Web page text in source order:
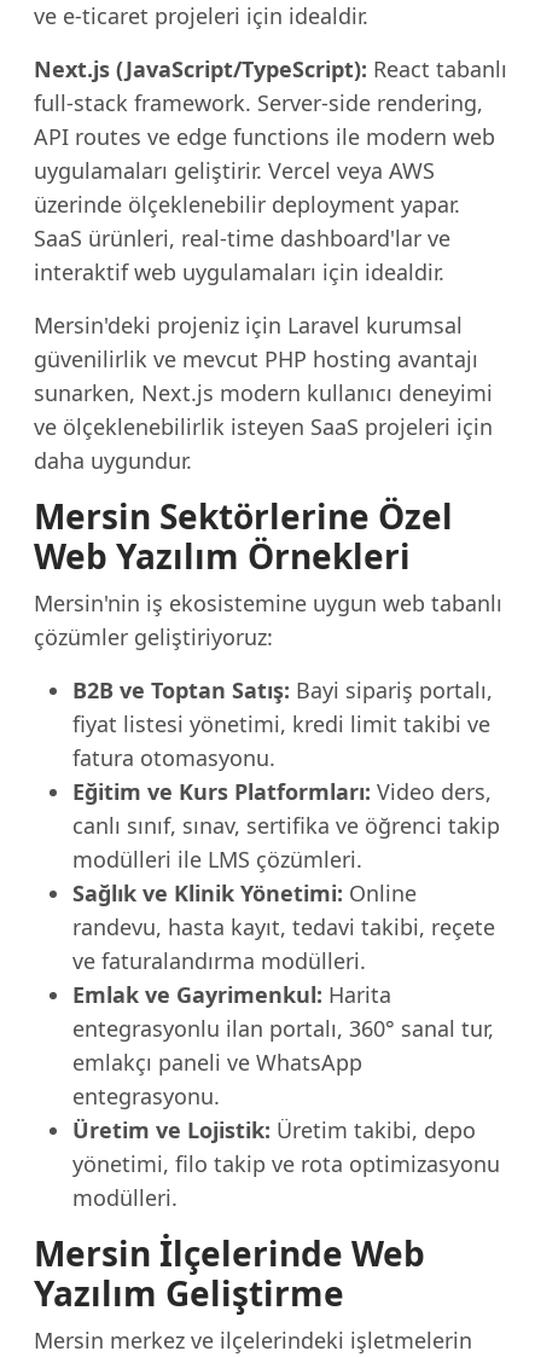
ve e-ticaret projeleri için idealdir.
Next.js (JavaScript/TypeScript): React tabanlı
full-stack framework. Server-side rendering,
API routes ve edge functions ile modern web
uygulamaları geliştirir. Vercel veya AWS
üzerinde ölçeklenebilir deployment yapar.
SaaS ürünleri, real-time dashboard'lar ve
interaktif web uygulamaları için idealdir.
Mersin'deki projeniz için Laravel kurumsal
güvenilirlik ve mevcut PHP hosting avantajı
sunarken, Next.js modern kullanıcı deneyimi
ve ölçeklenebilirlik isteyen SaaS projeleri için
daha uygundur.
Mersin Sektörlerine Özel
Web Yazılım Örnekleri
Mersin'nin iş ekosistemine uygun web tabanlı
çözümler geliştiriyoruz:
B2B ve Toptan Satış: Bayi sipariş portalı,
fiyat listesi yönetimi, kredi limit takibi ve
fatura otomasyonu.
Eğitim ve Kurs Platformları: Video ders,
canlı sınıf, sınav, sertifika ve öğrenci takip
modülleri ile LMS çözümleri.
Sağlık ve Klinik Yönetimi: Online
randevu, hasta kayıt, tedavi takibi, reçete
ve faturalandırma modülleri.
Emlak ve Gayrimenkul: Harita
entegrasyonlu ilan portalı, 360° sanal tur,
emlakçı paneli ve WhatsApp
entegrasyonu.
Üretim ve Lojistik: Üretim takibi, depo
yönetimi, filo takip ve rota optimizasyonu
modülleri.
Mersin İlçelerinde Web
Yazılım Geliştirme
Mersin merkez ve ilçelerindeki işletmelerin